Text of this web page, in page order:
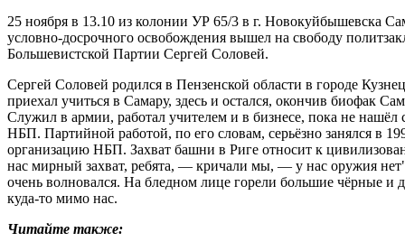
25 ноября в 13.10 из колонии УР 65/3 в г. Новокуйбышевска
условно-досрочного освобождения вышел на свободу
Большевистской Партии Сергей Соловей.
Сергей Соловей родился в Пензенской области в городе
приехал учиться в Самару, здесь и остался, окончив биофак
Служил в армии, работал учителем и в бизнесе, пока не нашёл
НБП. Партийной работой, по его словам, серьёзно занялся в
организацию НБП. Захват башни в Риге относит к
нас мирный захват, ребята, — кричали мы, — у нас оружия
очень волновался. На бледном лице горели большие чёрные и
куда-то мимо нас.
Читайте также: